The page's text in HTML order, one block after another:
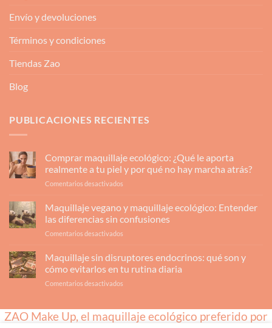
Envío y devoluciones
Términos y condiciones
Tiendas Zao
Blog
PUBLICACIONES RECIENTES
Comprar maquillaje ecológico: ¿Qué le aporta
realmente a tu piel y por qué no hay marcha atrás?
Comentarios desactivados
ecológico:
¿Qué
realmente
qué
Maquillaje vegano y maquillaje ecológico: Entender
las diferencias sin confusiones
Comentarios desactivados
vegano
y
maquillaje
diferencias
Maquillaje sin disruptores endocrinos: qué son y
cómo evitarlos en tu rutina diaria
Comentarios desactivados
disruptores
endocrinos:
ZAO Make Up, el maquillaje ecológico preferido por